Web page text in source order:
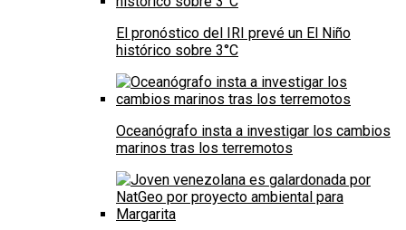
El pronóstico del IRI prevé un El Niño
histórico sobre 3°C
Oceanógrafo insta a investigar los cambios
marinos tras los terremotos